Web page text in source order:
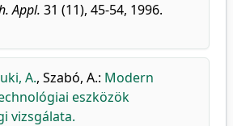
Appl. 31 (11), 45-54, 1996.
A., Szabó, A.: Modern
eszközök
vizsgálata.